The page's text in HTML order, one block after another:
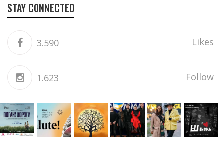
STAY CONNECTED
3.590 Likes
1.623 Follow